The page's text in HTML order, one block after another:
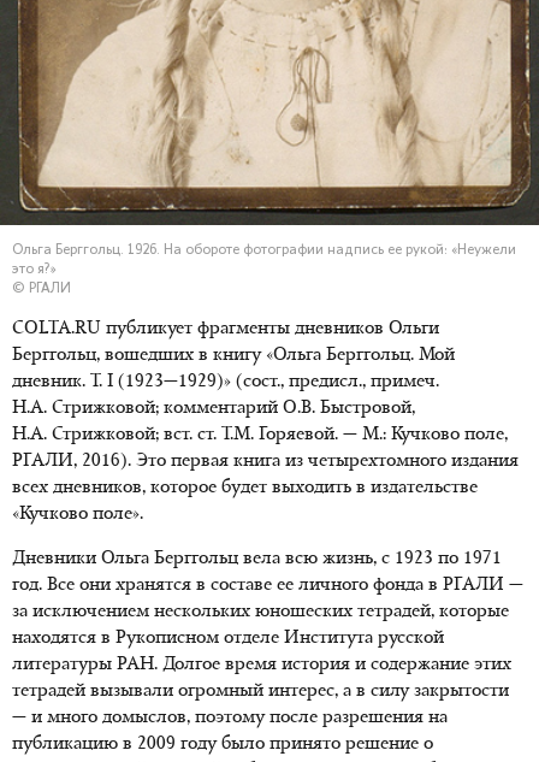
Ольга Берггольц. 1926. На обороте фотографии надпись ее рукой: «Неужели
это я?»
© РГАЛИ
COLTA.RU публикует фрагменты дневников Ольги
Берггольц, вошедших в книгу «Ольга Берггольц. Мой
дневник. Т. I (1923—1929)» (сост., предисл., примеч.
Н.А. Стрижковой; комментарий О.В. Быстровой,
Н.А. Стрижковой; вст. ст. Т.М. Горяевой. — М.: Кучково поле,
РГАЛИ, 2016). Это первая книга из четырехтомного издания
всех дневников, которое будет выходить в издательстве
«Кучково поле».
Дневники Ольга Берггольц вела всю жизнь, с 1923 по 1971
год. Все они хранятся в составе ее личного фонда в РГАЛИ —
за исключением нескольких юношеских тетрадей, которые
находятся в Рукописном отделе Института русской
литературы РАН. Долгое время история и содержание этих
тетрадей вызывали огромный интерес, а в силу закрытости
— и много домыслов, поэтому после разрешения на
публикацию в 2009 году было принято решение о